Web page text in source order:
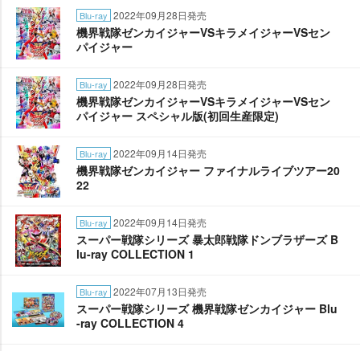
Blu-ray 2022年09月28日発売
機界戦隊ゼンカイジャーVSキラメイジャーVSセン
パイジャー
Blu-ray 2022年09月28日発売
機界戦隊ゼンカイジャーVSキラメイジャーVSセン
パイジャー スペシャル版(初回生産限定)
Blu-ray 2022年09月14日発売
機界戦隊ゼンカイジャー ファイナルライブツアー20
22
Blu-ray 2022年09月14日発売
スーパー戦隊シリーズ 暴太郎戦隊ドンブラザーズ B
lu-ray COLLECTION 1
Blu-ray 2022年07月13日発売
スーパー戦隊シリーズ 機界戦隊ゼンカイジャー Blu
-ray COLLECTION 4